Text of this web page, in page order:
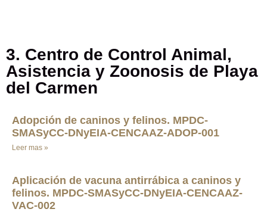
3. Centro de Control Animal,
Asistencia y Zoonosis de Playa
del Carmen
Adopción de caninos y felinos. MPDC-
SMASyCC-DNyEIA-CENCAAZ-ADOP-001
Leer mas »
Aplicación de vacuna antirrábica a caninos y
felinos. MPDC-SMASyCC-DNyEIA-CENCAAZ-
VAC-002